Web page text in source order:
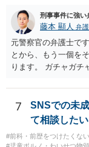
刑事事件に強い
藤本 顯人 弁
元警察官の弁護士で
とから、もう一個を
ります。 ガチャガチ
あるいは管理会社が
しても問題ありませ
7
SNSでの未
て相談したい
#前科・前歴をつけたくない
#児童ポルノ・わいせつ物